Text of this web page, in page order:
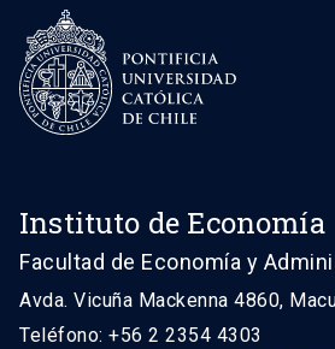
Instituto de Economía
Facultad de Economía y
Avda. Vicuña Mackenna 4860,
Teléfono: +56 2 2354 4303